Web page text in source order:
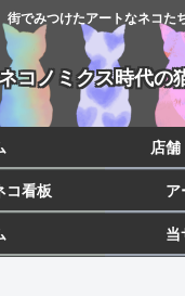
街でみつけたアートなネコた
コノミクス時代
店
コ看板 ア
当